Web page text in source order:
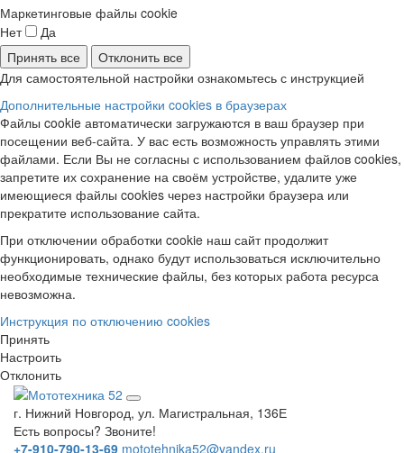
Маркетинговые файлы cookie
Нет
Да
Принять все
Отклонить все
Для самостоятельной настройки ознакомьтесь с инструкцией
Дополнительные настройки cookies в браузерах
Файлы cookie автоматически загружаются в ваш браузер при
посещении веб-сайта. У вас есть возможность управлять этими
файлами. Если Вы не согласны с использованием файлов cookies,
запретите их сохранение на своём устройстве, удалите уже
имеющиеся файлы cookies через настройки браузера или
прекратите использование сайта.
При отключении обработки cookie наш сайт продолжит
функционировать, однако будут использоваться исключительно
необходимые технические файлы, без которых работа ресурса
невозможна.
Инструкция по отключению cookies
Принять
Настроить
Отклонить
г. Нижний Новгород, ул. Магистральная, 136Е
Есть вопросы? Звоните!
+7-910-790-13-69 mototehnika52@yandex.ru